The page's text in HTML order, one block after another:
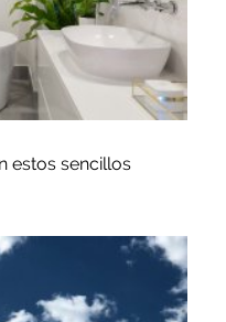
estos sencillos